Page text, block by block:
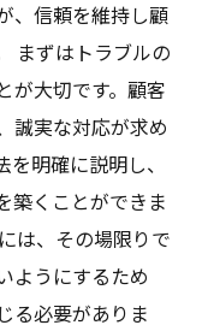
、信頼を維持し顧
まずはトラブルの
が大切です。顧客
誠実な対応が求め
明確に説明し、
築くことができま
は、その場限りで
ようにするため
る必要がありま